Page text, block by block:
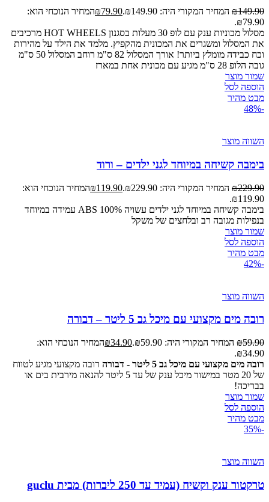
₪149.90 המחיר המקורי היה: ₪149.90. ₪79.90
המחיר הנוכחי הוא:
₪79.90.
מסלול מכוניות ענק עם לופ 30 מעלות בסגנון HOT WHEELS מרכיבים
את המסלול ומשגרים את המכונית מהקפיץ. מלמד את הילד על מהירות
וכח כבידה מומלץ ביותר! אורך המסלול 82 ס"מ רוחב המסלול 50 ס"מ
גובה הלופ 28 ס"מ מגיע עם מכונית אחת במארז
שמור מוצר
הוספה לסל
מבט מהיר
-48%
השווה מוצר
בימבה קשיחה במיוחד לגני ילדים – ורוד
₪229.90 המחיר המקורי היה: ₪229.90. ₪119.90
המחיר הנוכחי הוא:
₪119.90.
בימבה קשיחה במיוחד לגני ילדים עשויה 100% ABS עמידה במיוחד
בנפילות מגובה רב ובלחצים של משקל
שמור מוצר
הוספה לסל
מבט מהיר
-42%
השווה מוצר
רובה מים מקצועי עם מיכל גב 5 ליטר – דבורה
₪59.90 המחיר המקורי היה: ₪59.90. ₪34.90
המחיר הנוכחי הוא:
₪34.90.
רובה מים מקצועי עם מיכל גב 5 ליטר - דבורה
רובה מקצועי מגיע לטווח
של 20 מטר במישור מיכל ענק של עד 5 ליטר להנאה מירבית בים או
בבריכה!
שמור מוצר
הוספה לסל
מבט מהיר
-35%
השווה מוצר
טרקטור ענק וקשיח (עמיד עד 250 ליברות) מבית guclu